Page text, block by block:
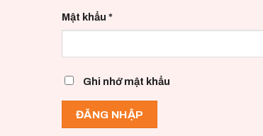
Mật khẩu *
Ghi nhớ mật khẩu
ĐĂNG NHẬP